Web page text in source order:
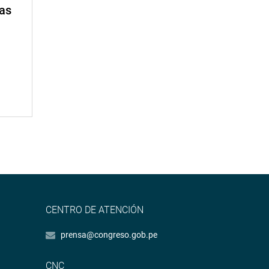
CENTRO DE ATENCIÓN
prensa@congreso.gob.pe
CNC